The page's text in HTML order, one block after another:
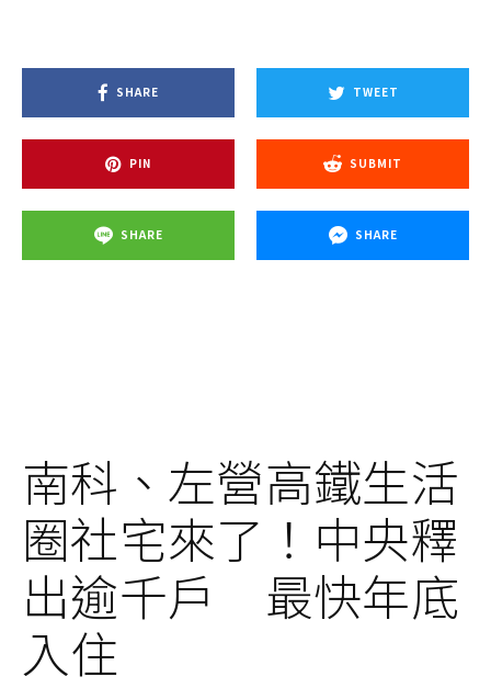
SHARE TWEET
PIN SUBMIT
SHARE SHARE
南科、左營高鐵生活
圈社宅來了！中央釋
出逾千戶 最快年底
入住